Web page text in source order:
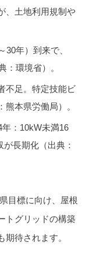
、土地利用規制や
30年）到来で、
：環境省）。
不足。特定技能ビ
本県労働局）。
年：10kW未満16
長期化（出典：
目標に向け、屋根
トグリッドの構築
待されます。